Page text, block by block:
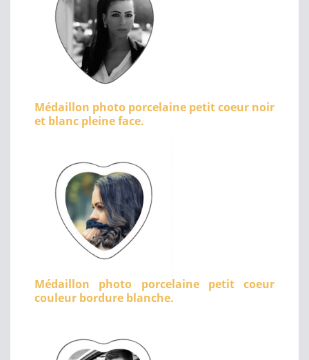
Médaillon photo porcelaine petit coeur noir
et blanc pleine face.
Médaillon photo porcelaine petit coeur
couleur bordure blanche.